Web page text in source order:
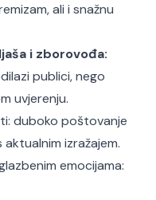
ali i snažnu
i zborovođa:
publici, nego
uvjerenju.
duboko poštovanje
izražajem.
emocijama: